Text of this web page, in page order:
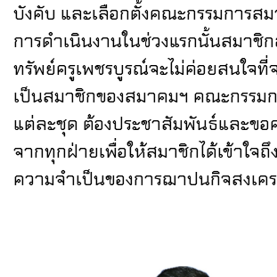
บังคับ และเลือกตั้งคณะกรรมการส
การดำเนินงานในช่วงแรกนั้นสมาชิ
ทรัพย์ครูเพชรบูรณ์จะไม่ค่อยสนใจที่
เป็นสมาชิกของสมาคมฯ คณะกรรม
แต่ละชุด ต้องประชาสัมพันธ์และขอ
จากทุกฝ่ายเพื่อให้สมาชิกได้เข้าใจ
ความจำเป็นของการฌาปนกิจสงเค